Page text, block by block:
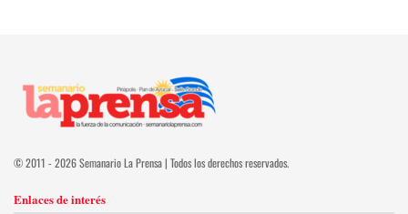
© 2011 - 2026 Semanario La Prensa | Todos los derechos reservados.
Enlaces de interés